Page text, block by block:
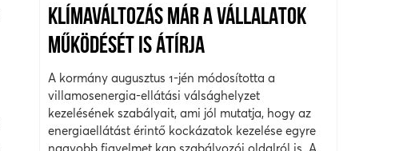
KLÍMAVÁLTOZÁS MÁR A VÁLLALATOK
MŰKÖDÉSÉT IS ÁTÍRJA
A kormány augusztus 1-jén módosította a
villamosenergia-ellátási válsághelyzet
kezelésének szabályait, ami jól mutatja, hogy az
energiaellátást érintő kockázatok kezelése egyre
nagyobb figyelmet kap szabályozói oldalról is. A